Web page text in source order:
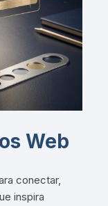
Web
conectar,
inspira